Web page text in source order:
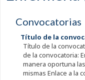
Convocatorias
Título de la
Título de la
de la convocatoria:
manera oportuna
mismas Enlace a la